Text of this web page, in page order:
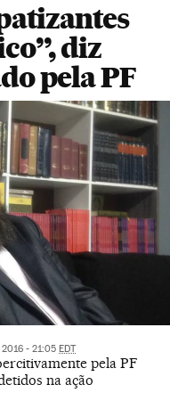
diz
pela PF
- 21:05 EDT
pela PF
na ação